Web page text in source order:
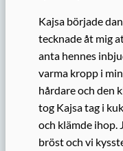
Kajsa började
tecknade åt mig
anta hennes
varma kropp i
hårdare och den
tog Kajsa tag i
och klämde ihop.
bröst och vi